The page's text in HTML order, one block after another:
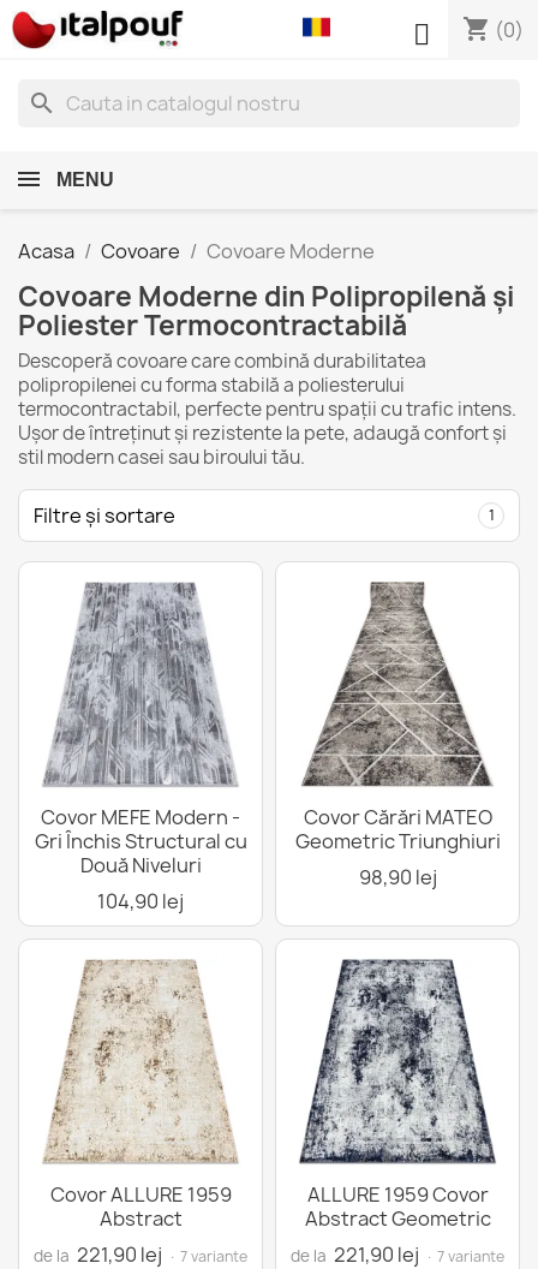
shopping_cart (0)

search
MENU
Acasa Covoare Covoare Moderne
Covoare Moderne din Polipropilenă și
Poliester Termocontractabilă
Descoperă covoare care combină durabilitatea
polipropilenei cu forma stabilă a poliesterului
termocontractabil, perfecte pentru spații cu trafic intens.
Ușor de întreținut și rezistente la pete, adaugă confort și
stil modern casei sau biroului tău.
Filtre și sortare 1
Covor MEFE Modern -
Gri Închis Structural cu
Două Niveluri
104,90 lej
Covor Cărări MATEO
Geometric Triunghiuri
98,90 lej
Covor ALLURE 1959
Abstract
de la 221,90 lej · 7 variante
ALLURE 1959 Covor
Abstract Geometric
de la 221,90 lej · 7 variante